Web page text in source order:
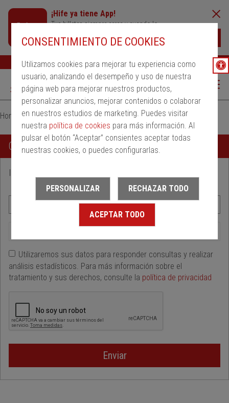
CONSENTIMIENTO DE COOKIES
Utilizamos cookies para mejorar tu experiencia como
usuario, analizando el desempeño y uso de nuestra
página web para mejorar nuestros productos,
personalizar anuncios, mejorar contenidos o colaborar
en nuestros estudios de marketing. Puedes visitar
nuestra política de cookies para más información. Al
pulsar el botón “Aceptar” consientes aceptar todas
nuestras cookies, o puedes configurarlas.
PERSONALIZAR RECHAZAR TODO
ACEPTAR TODO
¡Hife ya tiene App!
Tus billetes siempre cerca y cuando lo
Buscar Ayuda ESP
Home Cambios y anulaciones
Cambios y anulaciones de billetes
Introduce los datos y accede a la gestión de tus billetes.
Utilizaremos sus datos para responder consultas y realizar
análisis estadísticos. Para más información sobre el
tratamiento y sus derechos, consulte la política de privacidad
Enviar